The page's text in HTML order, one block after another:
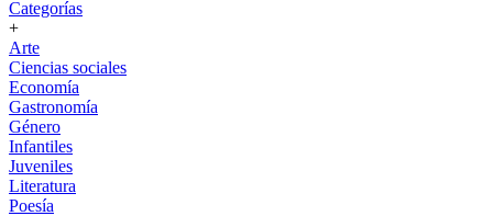
Categorías
+
Arte
Ciencias sociales
Economía
Gastronomía
Género
Infantiles
Juveniles
Literatura
Poesía